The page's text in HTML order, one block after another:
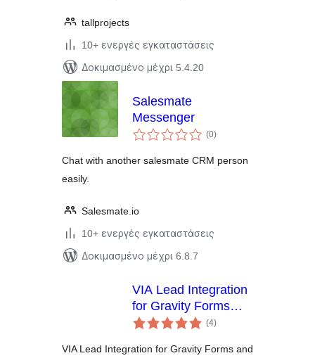
tallprojects
10+ ενεργές εγκαταστάσεις
Δοκιμασμένο μέχρι 5.4.20
Salesmate
Messenger
(0αξιολογήσεις
σύνολο
)
Chat with another salesmate CRM person
easily.
Salesmate.io
10+ ενεργές εγκαταστάσεις
Δοκιμασμένο μέχρι 6.8.7
VIA Lead Integration
for Gravity Forms
and Salesforce
(4αξιολογήσεις
σύνολο
)
VIA Lead Integration for Gravity Forms and